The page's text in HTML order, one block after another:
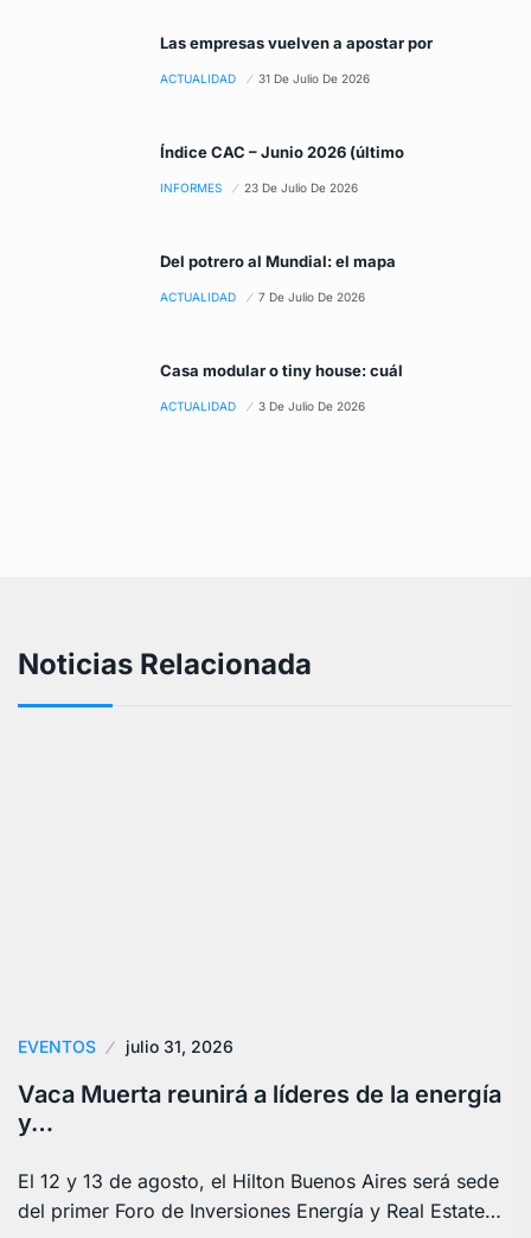
Las empresas vuelven a apostar por
ACTUALIDAD 31 De Julio De 2026
Índice CAC – Junio 2026 (último
INFORMES 23 De Julio De 2026
Del potrero al Mundial: el mapa
ACTUALIDAD 7 De Julio De 2026
Casa modular o tiny house: cuál
ACTUALIDAD 3 De Julio De 2026
Noticias Relacionada
EVENTOS julio 31, 2026
Vaca Muerta reunirá a líderes de la energía
y…
El 12 y 13 de agosto, el Hilton Buenos Aires será sede
del primer Foro de Inversiones Energía y Real Estate…